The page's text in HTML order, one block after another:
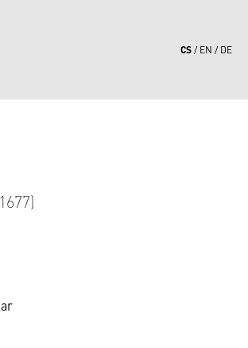
CS EN DE